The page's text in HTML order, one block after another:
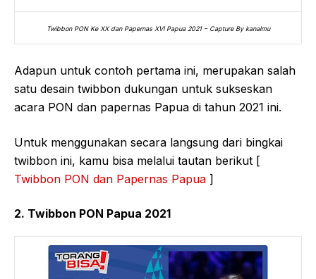
Twibbon PON Ke XX dan Papernas XVI Papua 2021 – Capture By kanalmu
Adapun untuk contoh pertama ini, merupakan salah
satu desain twibbon dukungan untuk sukseskan
acara PON dan papernas Papua di tahun 2021 ini.
Untuk menggunakan secara langsung dari bingkai
twibbon ini, kamu bisa melalui tautan berikut [
Twibbon PON dan Papernas Papua ]
2. Twibbon PON Papua 2021